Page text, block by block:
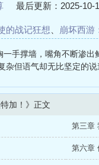
最后更新：2025-10-
的战记狂想 崩坏西游
手撑墙，嘴角不断渗
但语气却无比坚定的说
加！》正文
第三章
第六章